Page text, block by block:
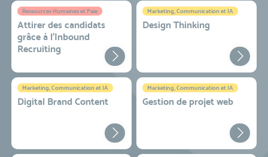
Ressources Humaines et Paie
Attirer des candidats
grâce à l’Inbound
Recruiting
Marketing, Communication et IA
Design Thinking
Marketing, Communication et IA
Digital Brand Content
Marketing, Communication et IA
Gestion de projet web